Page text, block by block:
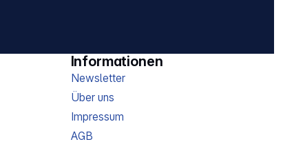
Informationen
Newsletter
Über uns
Impressum
AGB